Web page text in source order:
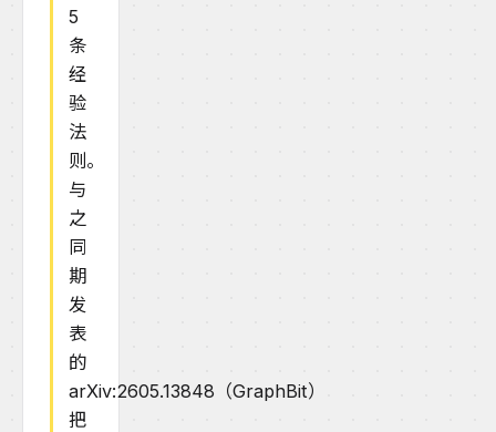
5
条
经
验
法
则。
与
之
同
期
发
表
的
arXiv:2605.13848（GraphBit）
把